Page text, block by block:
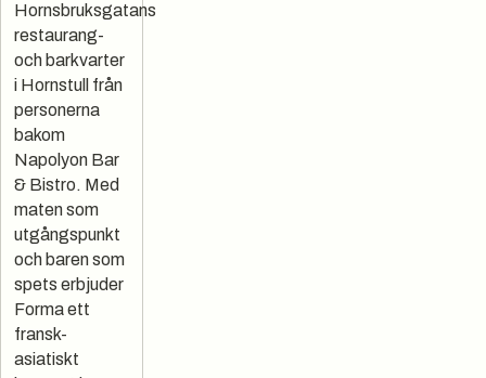
Hornsbruksgatans
restaurang-
och barkvarter
i Hornstull från
personerna
bakom
Napolyon Bar
& Bistro. Med
maten som
utgångspunkt
och baren som
spets erbjuder
Forma ett
fransk-
asiatiskt